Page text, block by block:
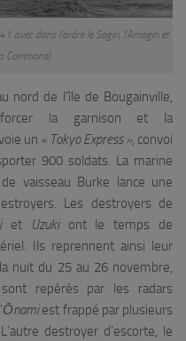
dans l’ordre le Sagiri, l’Amagiri et
Commons)
nord de l’île de Bougainville,
la garnison et la
un « Tokyo Express », convoi
900 soldats. La marine
vaisseau Burke lance une
Les destroyers de
et Uzukiont le temps de
Ils reprennent ainsi leur
nuit du 25 au 26 novembre,
repérés par les radars
Ōnamiest frappé par plusieurs
destroyer d’escorte, le